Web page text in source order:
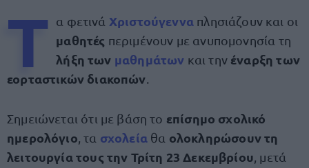
Τ α φετινά Χριστούγεννα πλησιάζουν και οι
μαθητές περιμένουν με ανυπομονησία τη
λήξη των μαθημάτων και την έναρξη των
εορταστικών διακοπών
Σημειώνεται ότι με βάση το επίσημο σχολικό
ημερολόγιο , τα σχολεία θα ολοκληρώσουν τη
λειτουργία τους την Τρίτη 23 Δεκεμβρίου , μετά